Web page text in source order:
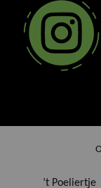
’t Poeliertje